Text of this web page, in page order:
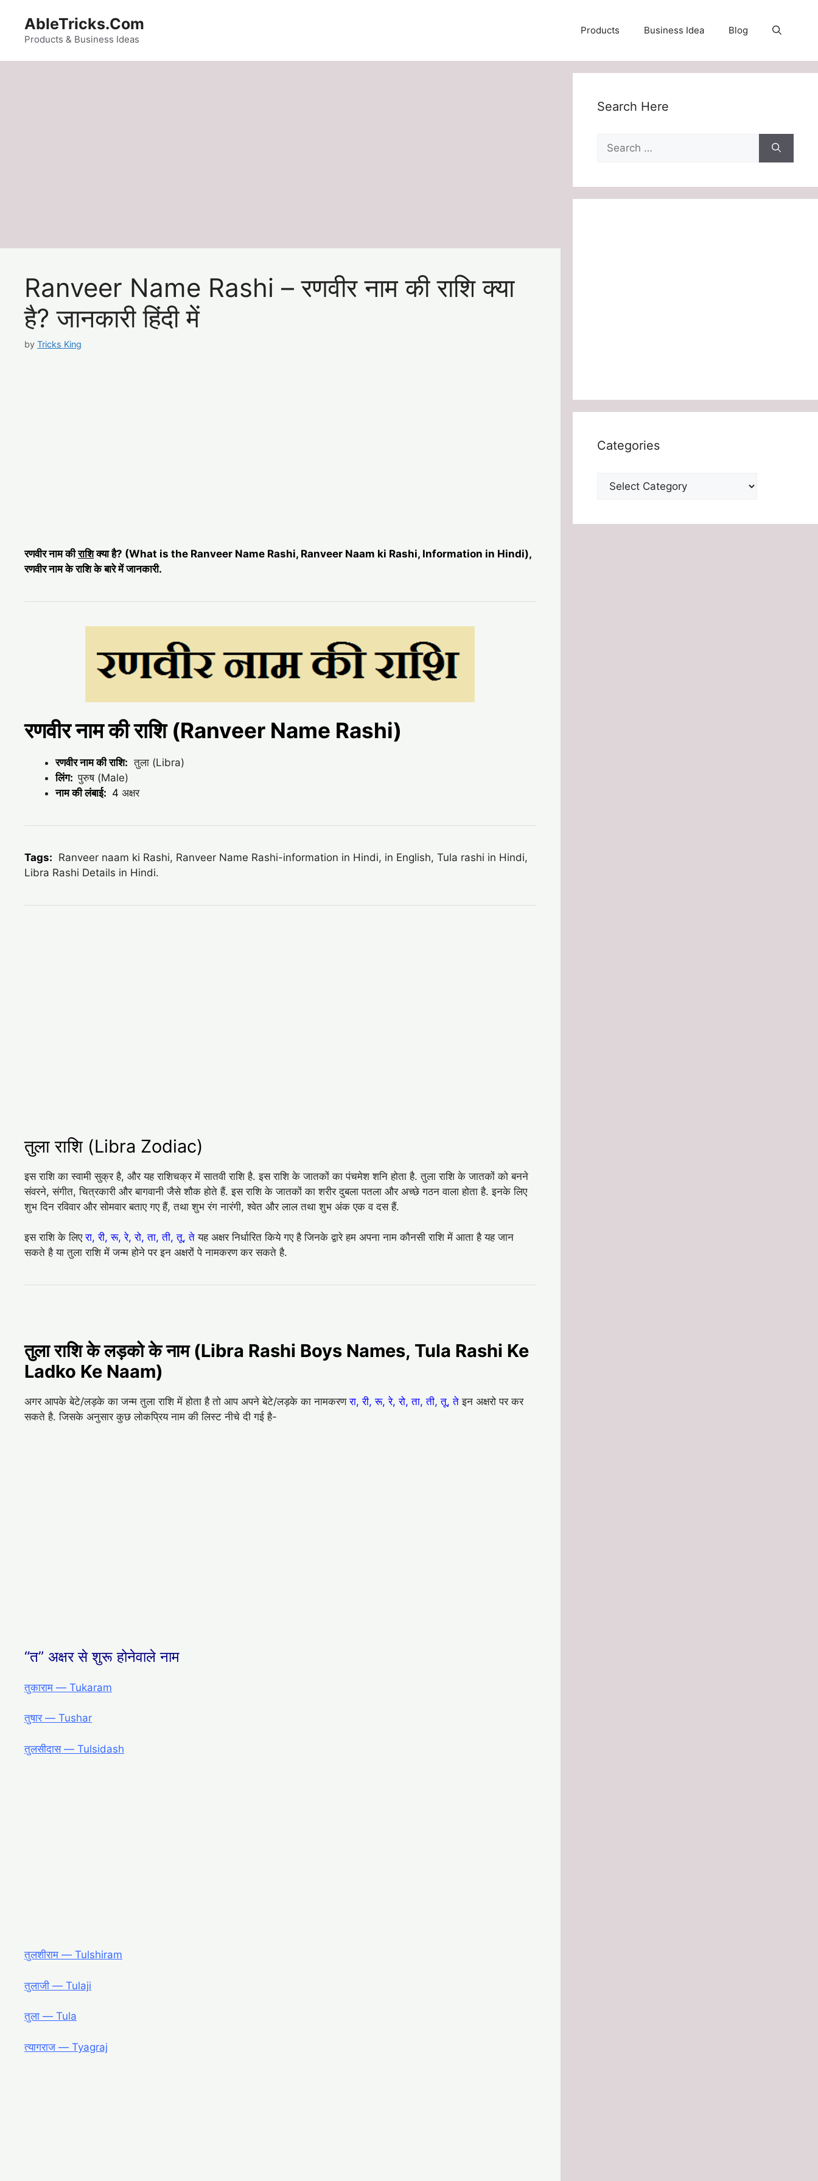
content
AbleTricks.Com
Products & Business Ideas
Products Business Idea Blog
Ranveer Name Rashi – रणवीर नाम की राशि क्या
है? जानकारी हिंदी में
by Tricks King
रणवीर नाम कीराशिक्या है? (What is the Ranveer Name Rashi, Ranveer Naam ki Rashi, Information in Hindi),
रणवीर नाम के राशि के बारे में जानकारी.
रणवीर नाम की राशि (Ranveer Name Rashi)
रणवीर नाम की राशि: तुला (Libra)
लिंग: पुरुष (Male)
नाम की लंबाई: 4 अक्षर
Tags: Ranveer naam ki Rashi, Ranveer Name Rashi-information in Hindi, in English, Tula rashi in Hindi,
Libra Rashi Details in Hindi.
तुला राशि (Libra Zodiac)
इस राशि का स्वामी सुक्र है, और यह राशिचक्र में सातवी राशि है. इस राशि के जातकों का पंचमेश शनि होता है. तुला राशि के जातकों को बनने
संवरने, संगीत, चित्रकारी और बागवानी जैसे शौक होते हैं. इस राशि के जातकों का शरीर दुबला पतला और अच्‍छे गठन वाला होता है. इनके लिए
शुभ दिन रविवार और सोमवार बताए गए हैं, तथा शुभ रंग नारंगी, श्‍वेत और लाल तथा शुभ अंक एक व दस हैं.
इस राशि के लिएरा, री, रू, रे, रो, ता, ती, तू, ते यह अक्षर निर्धारित किये गए है जिनके द्वारे हम अपना नाम कौनसी राशि में आता है यह जान
सकते है या तुला राशि में जन्म होने पर इन अक्षरों पे नामकरण कर सकते है.
तुला राशि के लड़को के नाम (Libra Rashi Boys Names, Tula Rashi Ke
Ladko Ke Naam)
अगर आपके बेटे/लड़के का जन्म तुला राशि में होता है तो आप अपने बेटे/लड़के का नामकरणरा, री, रू, रे, रो, ता, ती, तू, ते इन अक्षरो पर कर
सकते है. जिसके अनुसार कुछ लोकप्रिय नाम की लिस्ट नीचे दी गई है-
“त” अक्षर से शुरू होनेवाले नाम
तुकाराम ― Tukaram
तुषार ― Tushar
तुलसीदास ― Tulsidash
तुलशीराम ― Tulshiram
तुलाजी ― Tulaji
तुला ― Tula
त्यागराज ― Tyagraj
Search Here
Search
for:
Categories
Categories